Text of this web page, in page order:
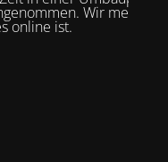
Wir melden
online ist.